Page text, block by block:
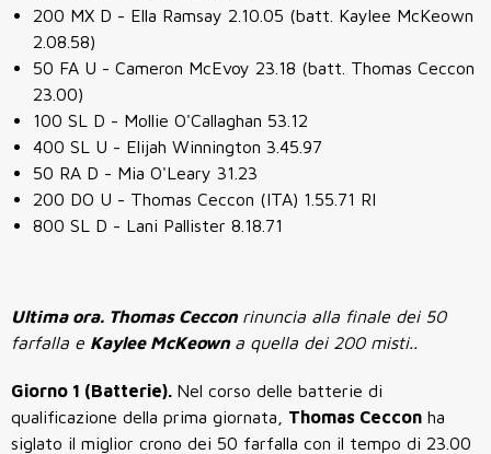
200 MX D - Ella Ramsay 2.10.05 (batt. Kaylee McKeown
2.08.58)
50 FA U - Cameron McEvoy 23.18 (batt. Thomas Ceccon
23.00)
100 SL D - Mollie O'Callaghan 53.12
400 SL U - Elijah Winnington 3.45.97
50 RA D - Mia O'Leary 31.23
200 DO U - Thomas Ceccon (ITA) 1.55.71 RI
800 SL D - Lani Pallister 8.18.71
Ultima ora. Thomas Ceccon rinuncia alla finale dei 50
farfalla e Kaylee McKeown a quella dei 200 misti..
Giorno 1 (Batterie). Nel corso delle batterie di
qualificazione della prima giornata, Thomas Ceccon ha
siglato il miglior crono dei 50 farfalla con il tempo di 23.00